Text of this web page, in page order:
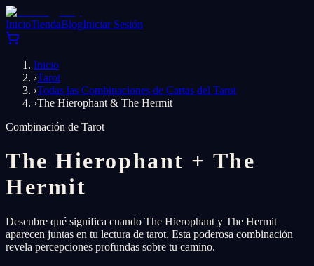
InicioTiendaBlogIniciar Sesión
Inicio
›Tarot
›Todas las Combinaciones de Cartas del Tarot
›The Hierophant & The Hermit
Combinación de Tarot
The Hierophant + The
Hermit
Descubre qué significa cuando The Hierophant y The Hermit
aparecen juntas en tu lectura de tarot. Esta poderosa combinación
revela percepciones profundas sobre tu camino.